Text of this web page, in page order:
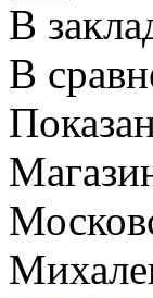
В
В